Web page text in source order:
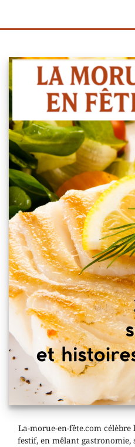
La-morue-en-fête.com
festif, en mêlant gastronomie,